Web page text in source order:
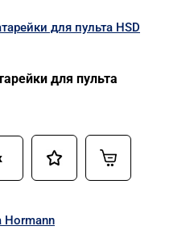
для пульта